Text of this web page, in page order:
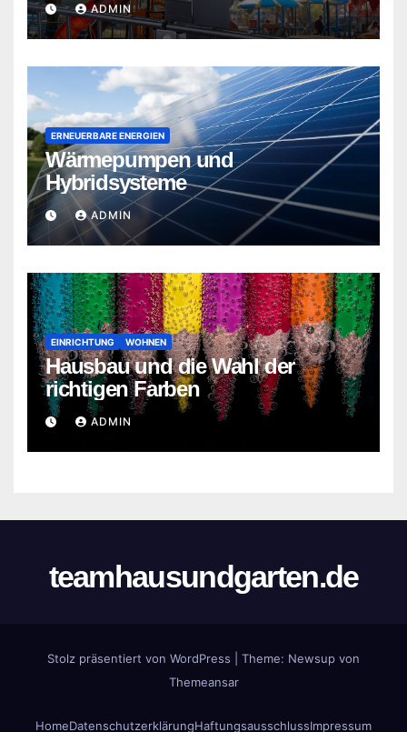
ADMIN
ERNEUERBARE ENERGIEN
Wärmepumpen und
Hybridsysteme
ADMIN
EINRICHTUNG WOHNEN
Hausbau und die Wahl der
richtigen Farben
ADMIN
teamhausundgarten.de
Stolz präsentiert von WordPress Theme: Newsup von
Themeansar
HomeDatenschutzerklärungHaftungsausschlussImpressum